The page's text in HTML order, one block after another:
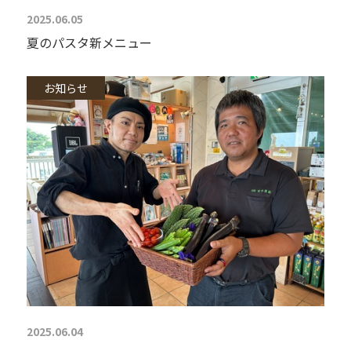
2025.06.05
夏のパスタ新メニュー
お知らせ
2025.06.04